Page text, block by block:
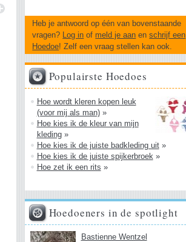
Heb je antwoord op één van bovenstaande
vragen?
Log in of meld je aan enschrijf een
Hoedoe! Zelf een vraag stellen kan ook.
Populairste Hoedoes
Hoe wordt kleren kopen leuk
(voor mij als man)»
Hoe kies ik de kleur van mijn
kleding»
Hoe kies ik de juiste badkleding uit»
Hoe kies ik de juiste spijkerbroek »
Hoe zet ik een rits »
Hoedoeners in de spotlight
Bastienne Wentzel